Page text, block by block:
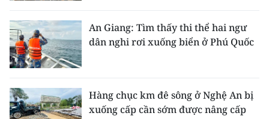
An Giang: Tìm thấy thi thể hai ngư
dân nghi rơi xuống biển ở Phú Quốc
Hàng chục km đê sông ở Nghệ An bị
xuống cấp cần sớm được nâng cấp